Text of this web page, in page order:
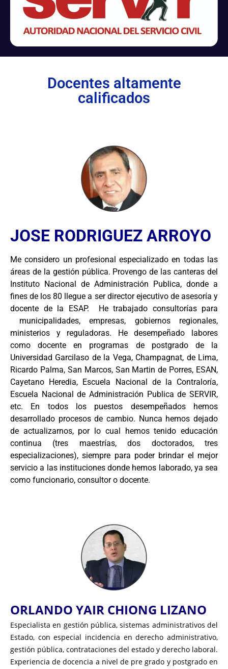
Docentes altamente
calificados
JOSE RODRIGUEZ ARROYO
Me considero un profesional especializado en todas las
áreas de la gestión pública. Provengo de las canteras del
Instituto Nacional de Administración Publica, donde a
fines de los 80 llegue a ser director ejecutivo de asesoría y
docente de la ESAP. He trabajado consultorías para
municipalidades, empresas, gobiernos regionales,
ministerios y reguladoras. He desempeñado labores
como docente en programas de postgrado de la
Universidad Garcilaso de la Vega, Champagnat, de Lima,
Ricardo Palma, San Marcos, San Martin de Porres, ESAN,
Cayetano Heredia, Escuela Nacional de la Contraloría,
Escuela Nacional de Administración Publica de SERVIR,
etc. En todos los puestos desempeñados hemos
desarrollado procesos de cambio. Nunca hemos dejado
de actualizarnos, por lo cual hemos tenido educación
continua (tres maestrías, dos doctorados, tres
especializaciones), siempre para poder brindar el mejor
servicio a las instituciones donde hemos laborado, ya sea
como funcionario, consultor o docente.
ORLANDO YAIR CHIONG LIZANO
Especialista en gestión pública, sistemas administrativos del
Estado, con especial incidencia en derecho administrativo,
gestión pública, contrataciones del estado y derecho laboral.
Experiencia de docencia a nivel de pre grado y postgrado en